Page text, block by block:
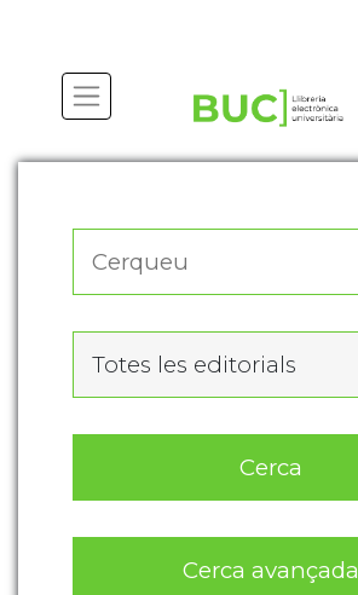
Totes les editorials
Cerca
Cerca avançada